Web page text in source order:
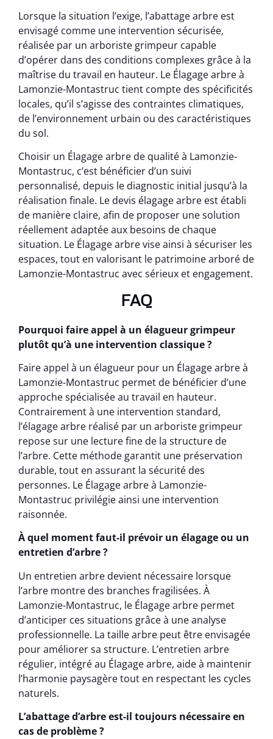
Lorsque la situation l’exige, l’abattage arbre est
envisagé comme une intervention sécurisée,
réalisée par un arboriste grimpeur capable
d’opérer dans des conditions complexes grâce à la
maîtrise du travail en hauteur. Le Élagage arbre à
Lamonzie-Montastruc tient compte des spécificités
locales, qu’il s’agisse des contraintes climatiques,
de l’environnement urbain ou des caractéristiques
du sol.
Choisir un Élagage arbre de qualité à Lamonzie-
Montastruc, c’est bénéficier d’un suivi
personnalisé, depuis le diagnostic initial jusqu’à la
réalisation finale. Le devis élagage arbre est établi
de manière claire, afin de proposer une solution
réellement adaptée aux besoins de chaque
situation. Le Élagage arbre vise ainsi à sécuriser les
espaces, tout en valorisant le patrimoine arboré de
Lamonzie-Montastruc avec sérieux et engagement.
FAQ
Pourquoi faire appel à un élagueur grimpeur
plutôt qu’à une intervention classique ?
Faire appel à un élagueur pour un Élagage arbre à
Lamonzie-Montastruc permet de bénéficier d’une
approche spécialisée au travail en hauteur.
Contrairement à une intervention standard,
l’élagage arbre réalisé par un arboriste grimpeur
repose sur une lecture fine de la structure de
l’arbre. Cette méthode garantit une préservation
durable, tout en assurant la sécurité des
personnes. Le Élagage arbre à Lamonzie-
Montastruc privilégie ainsi une intervention
raisonnée.
À quel moment faut-il prévoir un élagage ou un
entretien d’arbre ?
Un entretien arbre devient nécessaire lorsque
l’arbre montre des branches fragilisées. À
Lamonzie-Montastruc, le Élagage arbre permet
d’anticiper ces situations grâce à une analyse
professionnelle. La taille arbre peut être envisagée
pour améliorer sa structure. L’entretien arbre
régulier, intégré au Élagage arbre, aide à maintenir
l’harmonie paysagère tout en respectant les cycles
naturels.
L’abattage d’arbre est-il toujours nécessaire en
cas de problème ?